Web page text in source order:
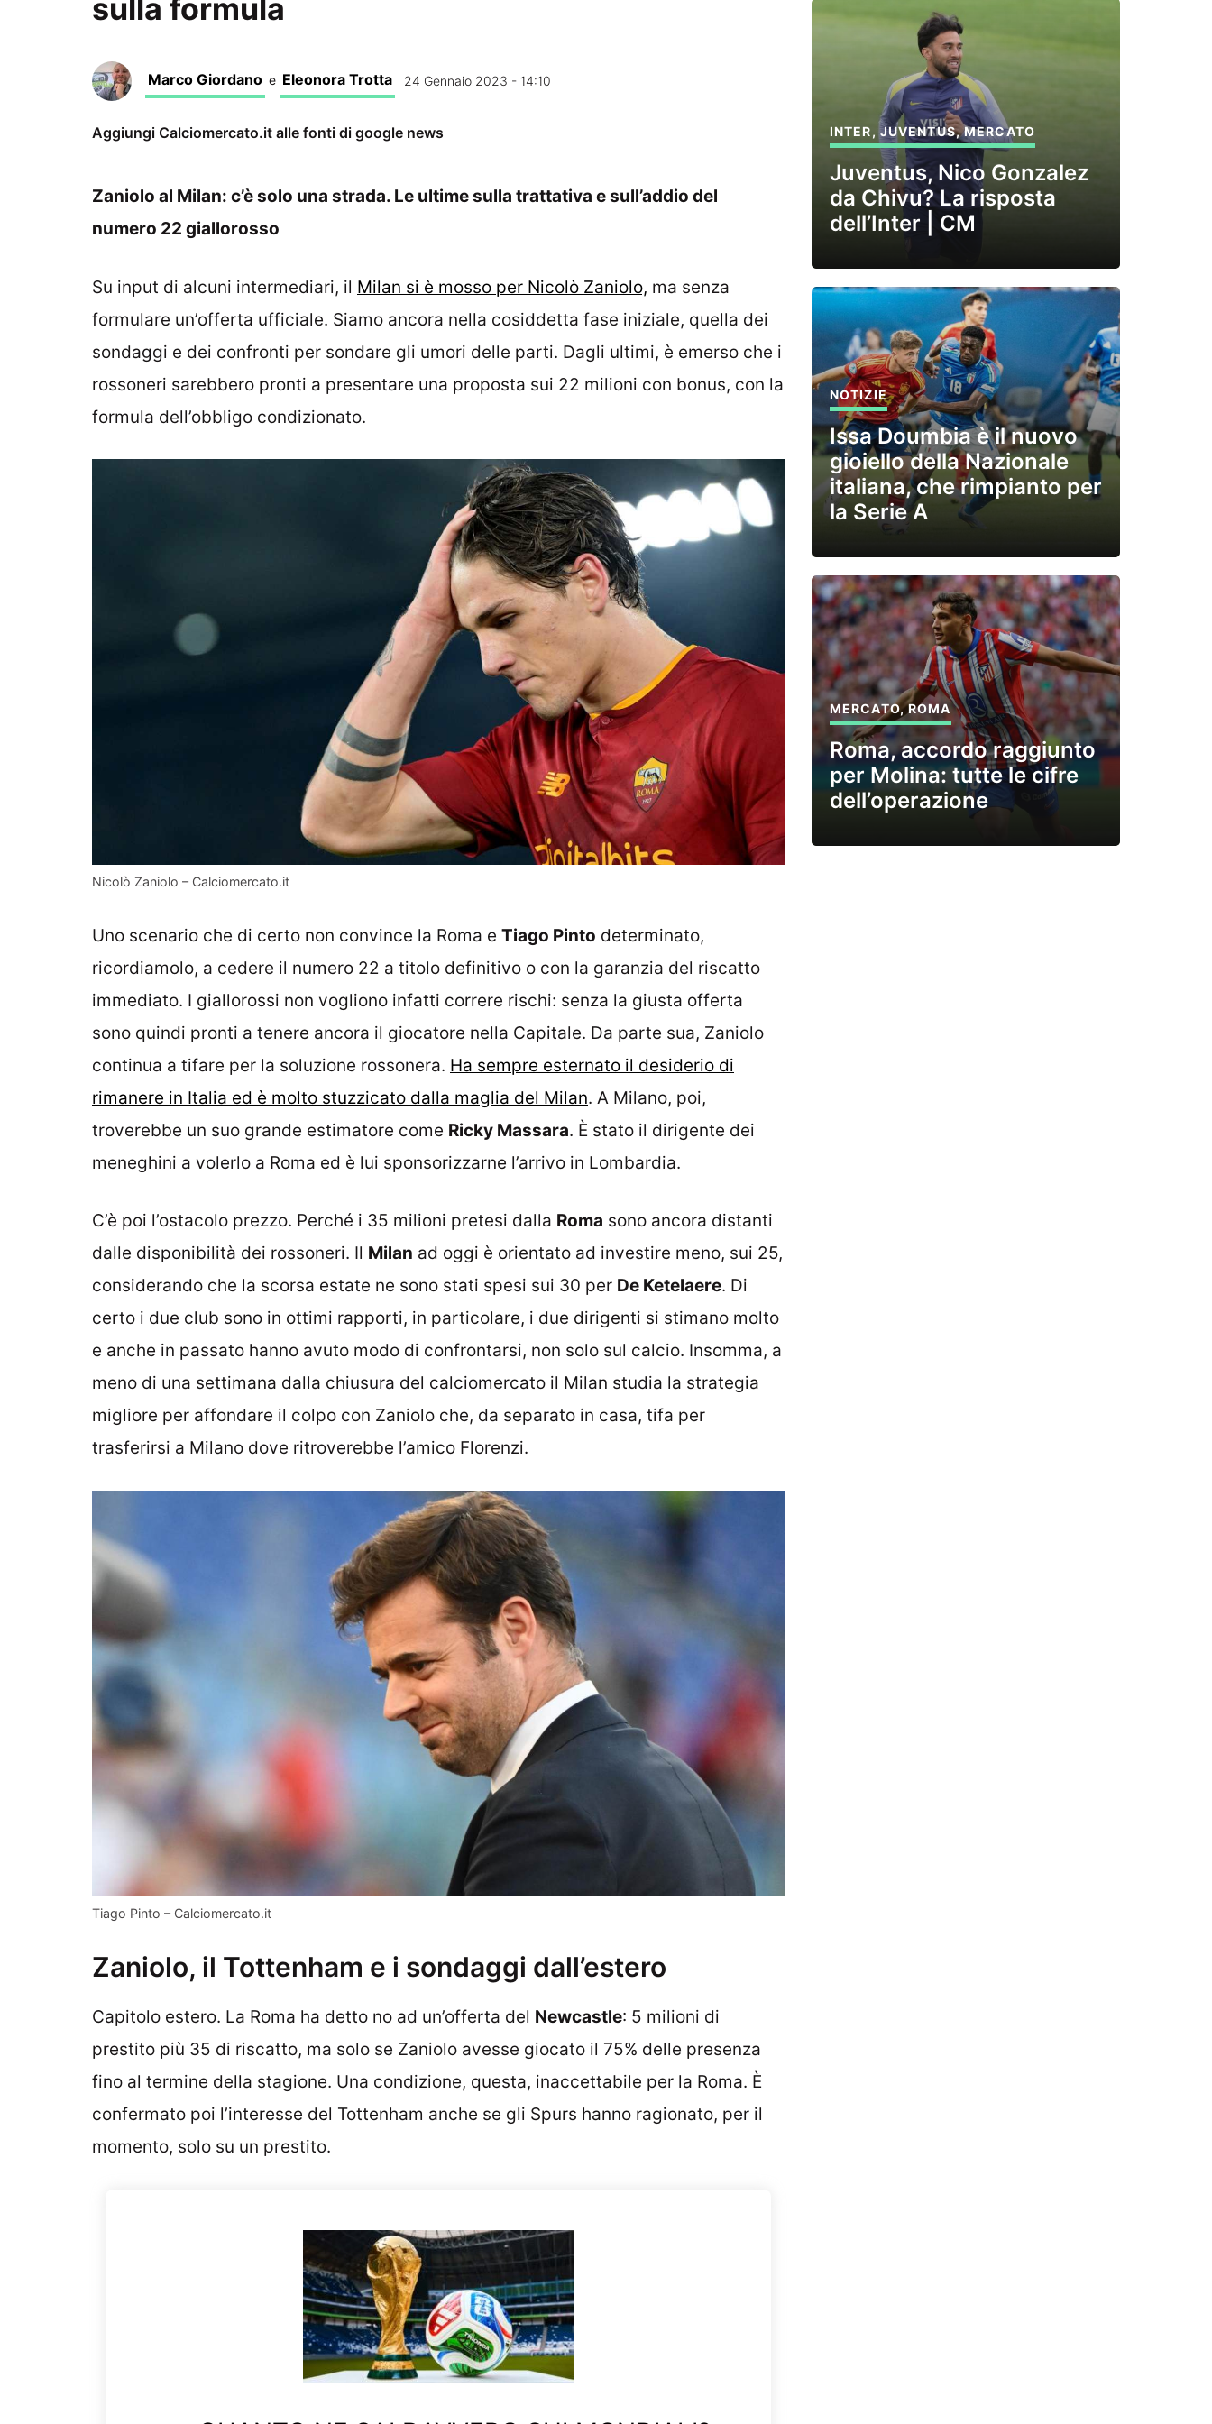
sulla formula
Marco Giordano e Eleonora Trotta 24 Gennaio 2023 - 14:10
Aggiungi Calciomercato.it alle fonti di google news
Zaniolo al Milan: c’è solo una strada. Le ultime sulla trattativa e sull’addio del
numero 22 giallorosso
Su input di alcuni intermediari, il Milan si è mosso per Nicolò Zaniolo, ma senza
formulare un’offerta ufficiale. Siamo ancora nella cosiddetta fase iniziale, quella dei
sondaggi e dei confronti per sondare gli umori delle parti. Dagli ultimi, è emerso che i
rossoneri sarebbero pronti a presentare una proposta sui 22 milioni con bonus, con la
formula dell’obbligo condizionato.
Nicolò Zaniolo – Calciomercato.it
Uno scenario che di certo non convince la Roma e Tiago Pinto determinato,
ricordiamolo, a cedere il numero 22 a titolo definitivo o con la garanzia del riscatto
immediato. I giallorossi non vogliono infatti correre rischi: senza la giusta offerta
sono quindi pronti a tenere ancora il giocatore nella Capitale. Da parte sua, Zaniolo
continua a tifare per la soluzione rossonera. Ha sempre esternato il desiderio di
rimanere in Italia ed è molto stuzzicato dalla maglia del Milan. A Milano, poi,
troverebbe un suo grande estimatore come Ricky Massara. È stato il dirigente dei
meneghini a volerlo a Roma ed è lui sponsorizzarne l’arrivo in Lombardia.
C’è poi l’ostacolo prezzo. Perché i 35 milioni pretesi dalla Roma sono ancora distanti
dalle disponibilità dei rossoneri. Il Milan ad oggi è orientato ad investire meno, sui 25,
considerando che la scorsa estate ne sono stati spesi sui 30 per De Ketelaere. Di
certo i due club sono in ottimi rapporti, in particolare, i due dirigenti si stimano molto
e anche in passato hanno avuto modo di confrontarsi, non solo sul calcio. Insomma, a
meno di una settimana dalla chiusura del calciomercato il Milan studia la strategia
migliore per affondare il colpo con Zaniolo che, da separato in casa, tifa per
trasferirsi a Milano dove ritroverebbe l’amico Florenzi.
Tiago Pinto – Calciomercato.it
Zaniolo, il Tottenham e i sondaggi dall’estero
Capitolo estero. La Roma ha detto no ad un’offerta del Newcastle: 5 milioni di
prestito più 35 di riscatto, ma solo se Zaniolo avesse giocato il 75% delle presenza
fino al termine della stagione. Una condizione, questa, inaccettabile per la Roma. È
confermato poi l’interesse del Tottenham anche se gli Spurs hanno ragionato, per il
momento, solo su un prestito.
INTER, JUVENTUS,MERCATO
Juventus, Nico Gonzalez
da Chivu? La risposta
dell’Inter | CM
NOTIZIE
Issa Doumbia è il nuovo
gioiello della Nazionale
italiana, che rimpianto per
la Serie A
MERCATO,ROMA
Roma, accordo raggiunto
per Molina: tutte le cifre
dell’operazione